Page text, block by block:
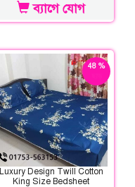
ব্যাগে যোগ
48 %
Luxury Design Twill Cotton
King Size Bedsheet